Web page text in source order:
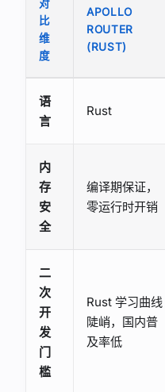
对
比
维
度
APOLLO
ROUTER
(RUST)
语
言
Rust
内
存
安
全
编译期保证，
零运行时开销
二
次
开
发
门
槛
Rust 学习曲线
陡峭，国内普
及率低